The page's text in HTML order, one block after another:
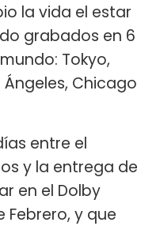
la vida el estar
grabados en 6
Tokyo,
Ángeles, Chicago
entre el
y la entrega de
en el Dolby
Febrero, y que